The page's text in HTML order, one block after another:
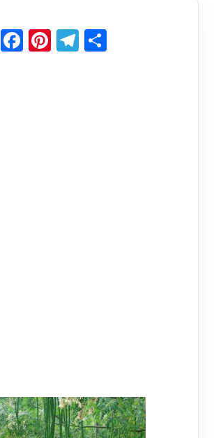
WhatsApp
Facebook
Pinterest
Telegram